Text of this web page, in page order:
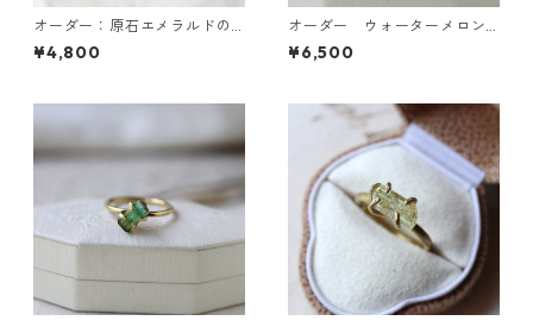
オーダー：原石エメラルドの
イヤーカフ/リング
¥4,800
オーダー ウォーターメロン
トルマリンのピアス・デュモ
ルチライトインクォーツのリ
¥6,500